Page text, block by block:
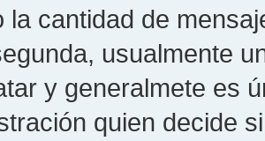
la cantidad de
usualmente
y generalmete es
quien decide